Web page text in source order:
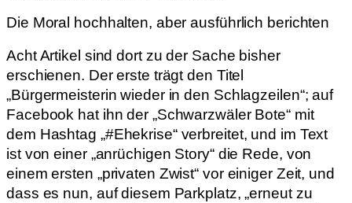
Die Moral hochhalten, aber ausführlich berichten
Acht Artikel sind dort zu der Sache bisher
erschienen. Der erste trägt den Titel
„Bürgermeisterin wieder in den Schlagzeilen“; auf
Facebook hat ihn der „Schwarzwäler Bote“ mit
dem Hashtag „#Ehekrise“ verbreitet, und im Text
ist von einer „anrüchigen Story“ die Rede, von
einem ersten „privaten Zwist“ vor einiger Zeit, und
dass es nun, auf diesem Parkplatz, „erneut zu